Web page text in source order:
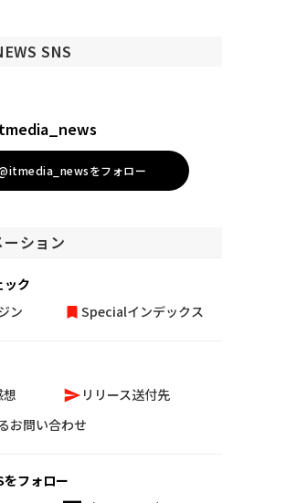
SNS
をフォロー
ション
ック
ン
Specialインデックス
想
リリース送付先
お問い合わせ
フォロー